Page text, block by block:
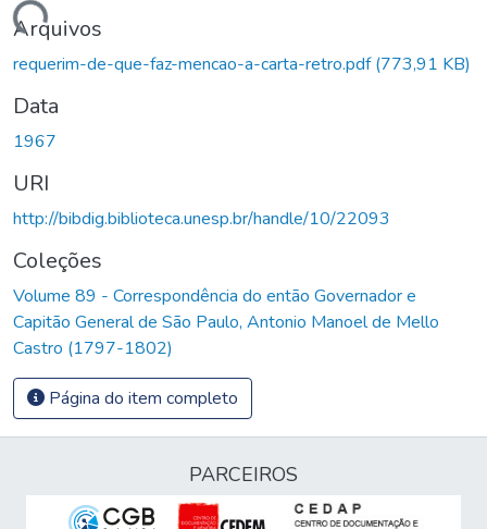
Arquivos
requerim-de-que-faz-mencao-a-carta-retro.pdf(773,91 KB)
Data
1967
URI
http://bibdig.biblioteca.unesp.br/handle/10/22093
Coleções
Volume 89 - Correspondência do então Governador e
Capitão General de São Paulo, Antonio Manoel de Mello
Castro (1797-1802)
Página do item completo
PARCEIROS